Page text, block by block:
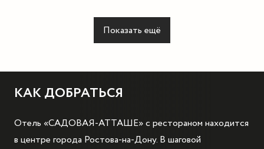
Показать ещё
КАК ДОБРАТЬСЯ
Отель «САДОВАЯ-АТТАШЕ» с рестораном находится
в центре города Ростова-на-Дону. В шаговой